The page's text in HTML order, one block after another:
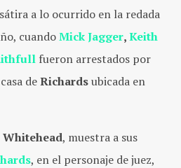
a lo ocurrido en la redada
cuandoMick Jagger,Keith
fueron arrestados por
deRichardsubicada en
Whitehead, muestra a sus
, en el personaje de juez,